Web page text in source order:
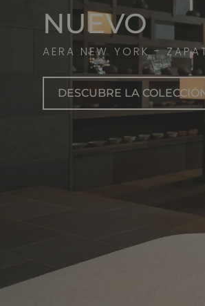
NUEVO
AERA NEW YORK -
DESCUBRE LA